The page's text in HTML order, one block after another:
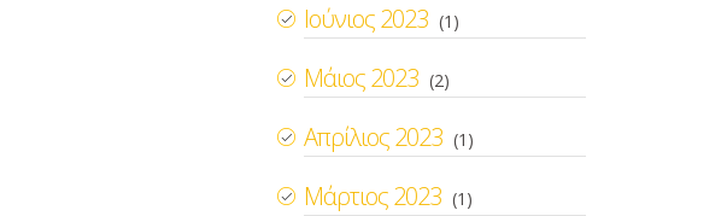
Ιούνιος 2023 (1)
Μάιος 2023 (2)
Απρίλιος 2023 (1)
Μάρτιος 2023 (1)